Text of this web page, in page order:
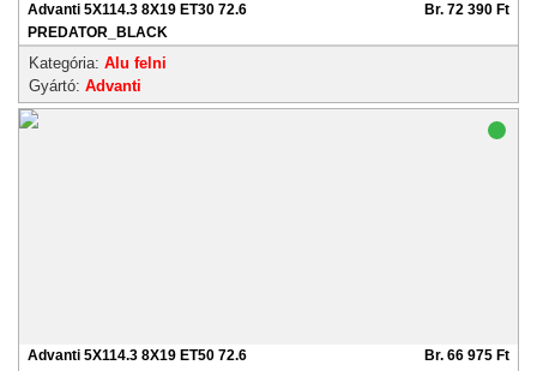
Advanti 5X114.3 8X19 ET30 72.6
PREDATOR_BLACK
Br. 72 390 Ft
Kategória: Alu felni
Gyártó: Advanti
Advanti 5X114.3 8X19 ET50 72.6
Br. 66 975 Ft